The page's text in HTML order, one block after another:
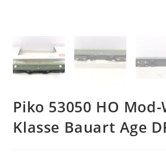
Piko 53050 HO Mod-
Klasse Bauart Age